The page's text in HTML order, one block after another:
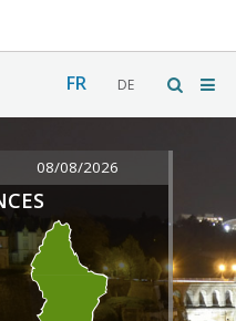
FR DE
08/08/2026